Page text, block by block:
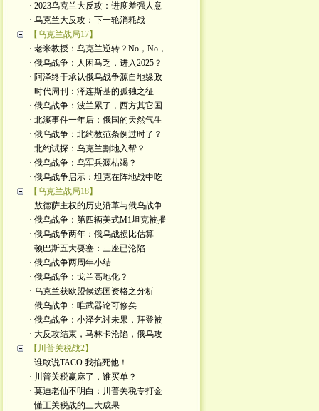
· 2023乌克兰大反攻：进度差强人意
· 乌克兰大反攻：下一轮消耗战
【乌克兰战局17】
· 老米教授：乌克兰逆转？No，No，
· 俄乌战争：人困马乏，进入2025？
· 阿泽终于承认俄乌战争源自地缘政
· 时代周刊：泽连斯基的孤独之征
· 俄乌战争：波兰累了，西方其它国
· 北溪事件一年后：俄国的天然气生
· 俄乌战争：北约教范条例过时了？
· 北约试探：乌克兰割地入帮？
· 俄乌战争：乌军兵源枯竭？
· 俄乌战争启示：坦克在阵地战中吃
【乌克兰战局18】
· 敖德萨主权的历史沿革与俄乌战争
· 俄乌战争：第四辆美式M1坦克被摧
· 俄乌战争两年：俄乌战损比估算
· 顿巴斯五大要塞：三座已沦陷
· 俄乌战争两周年小结
· 俄乌战争：戈兰高地化？
· 乌克兰获欧盟候选国资格之分析
· 俄乌战争：唯武器论可修矣
· 俄乌战争：小泽乞讨未果，拜登被
· 大反攻结束，马林卡沦陷，俄乌攻
【川普关税战2】
· 谁敢说TACO 我掐死他！
· 川普关税赢麻了，谁买单？
· 莫迪老仙不明白：川普关税专打金
· 懂王关税战的三大成果